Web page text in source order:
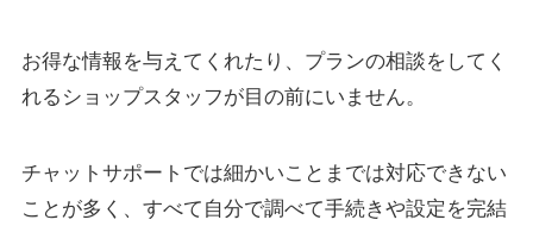
お得な情報を与えてくれたり、プランの相談をしてく
れるショップスタッフが目の前にいません。
チャットサポートでは細かいことまでは対応できない
ことが多く、すべて自分で調べて手続きや設定を完結